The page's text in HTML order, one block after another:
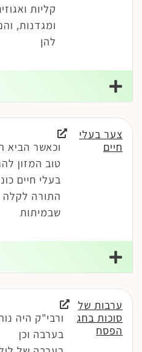
קליות
ומגדנות,
להן
צער בעלי
חיים
וכאשר הביא
טוב המזון
בעלי חיים
התורה לקלה
שבמיתות
ערבות של
סוכות בחג
הפסח
ורבי"ק היה
בערבה וכן